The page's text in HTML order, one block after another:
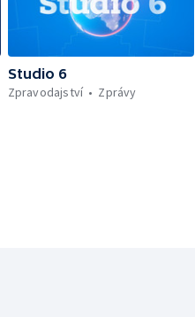
Studio 6
Zpravodajství
Zprávy